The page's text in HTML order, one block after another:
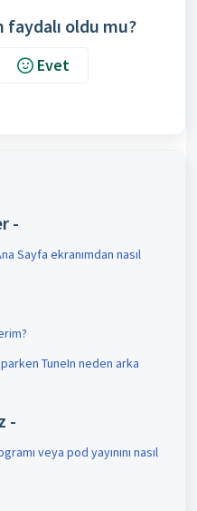
faydalı oldu mu?
Evet
-
Sayfa ekranımdan nasıl
TuneIn neden arka
-
veya pod yayınını nasıl